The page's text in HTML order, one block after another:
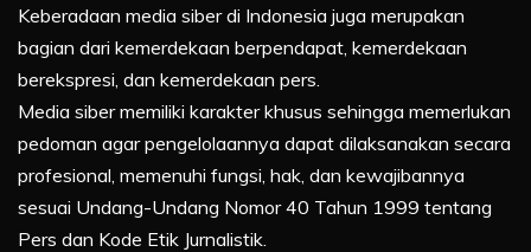
Keberadaan media siber di Indonesia juga merupakan
bagian dari kemerdekaan berpendapat, kemerdekaan
berekspresi, dan kemerdekaan pers.
Media siber memiliki karakter khusus sehingga memerlukan
pedoman agar pengelolaannya dapat dilaksanakan secara
profesional, memenuhi fungsi, hak, dan kewajibannya
sesuai Undang-Undang Nomor 40 Tahun 1999 tentang
Pers dan Kode Etik Jurnalistik.